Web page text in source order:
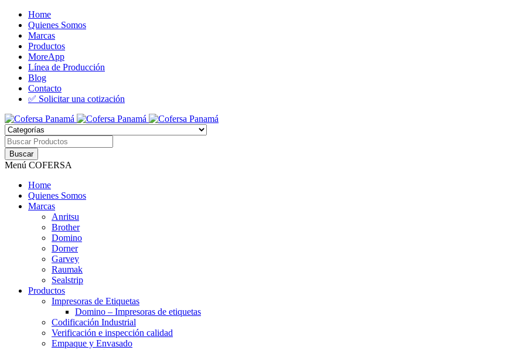
Home
Quienes Somos
Marcas
Productos
MoreApp
Línea de Producción
Blog
Contacto
✅ Solicitar una cotización
Menú COFERSA
Home
Quienes Somos
Marcas
Anritsu
Brother
Domino
Dorner
Garvey
Raumak
Sealstrip
Productos
Impresoras de Etiquetas
Domino – Impresoras de etiquetas
Codificación Industrial
Verificación e inspección calidad
Empaque y Envasado